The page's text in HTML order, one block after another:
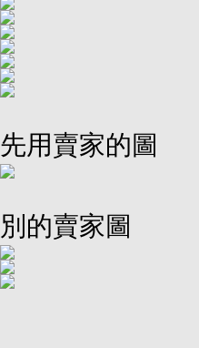
先用賣家的圖
別的賣家圖